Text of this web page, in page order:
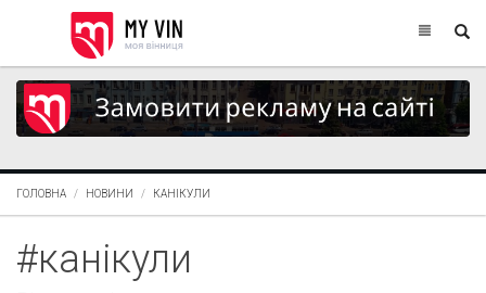
ГОЛОВНА НОВИНИ КАНІКУЛИ
#канікули